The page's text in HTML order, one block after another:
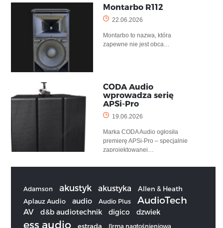
Montarbo R112
22.06.2026
Montarbo to nazwa, która
zapewne nie jest obca…
CODA Audio
wprowadza serię
APSi-Pro
19.06.2026
Marka CODA Audio ogłosiła
premierę APSi-Pro – specjalnie
zaprojektowanej…
Adamson akustyk akustyka Allen & Heath
Aplauz Audio audio Audio Plus AudioTech
AV d&b audiotechnik digico dzwiek
ess audio estrada firma nagłośnieniowa